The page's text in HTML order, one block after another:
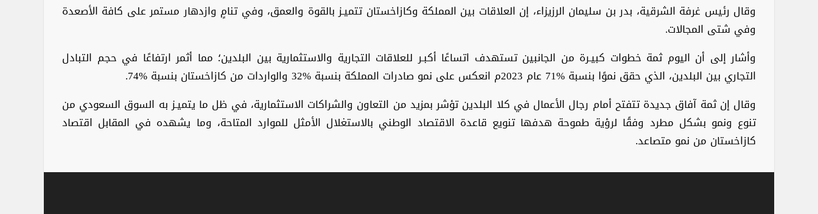
وقال رئيس غرفة الشرقية، بدر بن سليمان الرزيزاء، إن العلاقات بين المملكة وكازاخستان تتميـز بالقوة والعمق، وفي تنامٍ وازدهار مستمر على كافة الأصعدة
وفي شتى المجالات.
وأشار إلى أن اليوم ثمة خطوات كبيـرة من الجانبين تستهدف اتساعًا أكبـر للعلاقات التجارية والاستثمارية بين البلدين؛ مما أثمر ارتفاعًا في حجم التبادل
التجاري بين البلدين، الذي حقق نموًا بنسبة %71 عام 2023م انعكس على نمو صادرات المملكة بنسبة %32 والواردات من كازاخستان بنسبة %74.
وقال إن ثمة آفاق جديدة تتفتح أمام رجال الأعمال في كلا البلدين تؤشر بمزيد من التعاون والشراكات الاستثمارية، في ظل ما يتميـز به السوق السعودي من
تنوع ونمو بشكل مطرد وفقًا لرؤية طموحة هدفها تنويع قاعدة الاقتصاد الوطني بالاستغلال الأمثل للموارد المتاحة، وما يشهده في المقابل اقتصاد
كازاخستان من نمو متصاعد.